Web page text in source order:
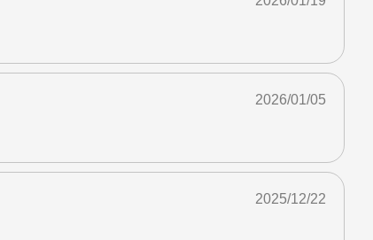
2026/01/05
2025/12/22